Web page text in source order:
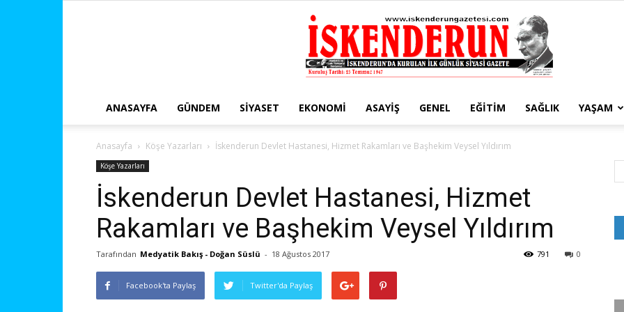
Gazetesi
ANASAYFA GÜNDEM SIYASET EKONOMI ASAYIŞ GENEL EĞITIM SAĞLIK YAŞAM
Anasayfa Köşe Yazarları İskenderun Devlet Hastanesi, Hizmet Rakamları ve Başhekim Veysel Yıldırım
Köşe Yazarları
İskenderun Devlet Hastanesi, Hizmet
Rakamları ve Başhekim Veysel Yıldırım
Tarafından Medyatik Bakış - Doğan Süslü - 18 Ağustos 2017 0
791
Facebook'ta Paylaş Twitter'da Paylaş